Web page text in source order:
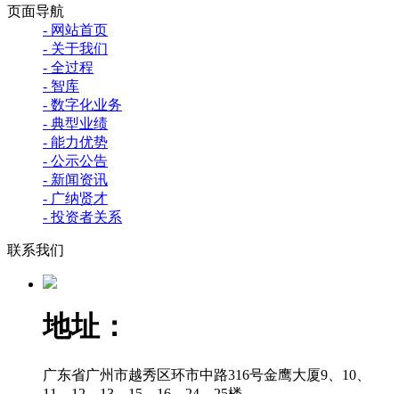
页面导航
- 网站首页
- 关于我们
- 全过程
- 智库
- 数字化业务
- 典型业绩
- 能力优势
- 公示公告
- 新闻资讯
- 广纳贤才
- 投资者关系
联系我们
地址：
广东省广州市越秀区环市中路316号金鹰大厦9、10、